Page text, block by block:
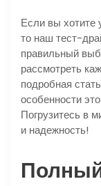
Если вы хотите
то наш тест-
правильный
рассмотреть
подробная
особенности
Погрузитесь в
и надежность!